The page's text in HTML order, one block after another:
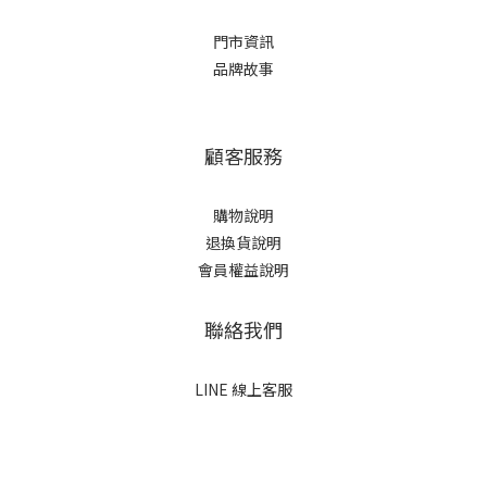
門市資訊
品牌故事
顧客服務
購物說明
退換貨說明
會員權益說明
聯絡我們
LINE 線上客服